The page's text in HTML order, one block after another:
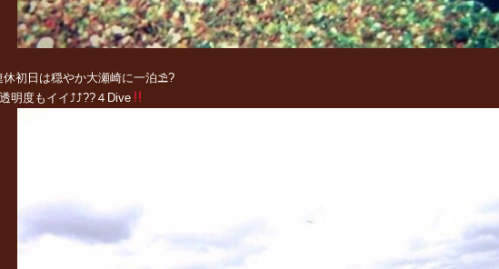
休初日は穏やか大瀬崎に一泊⛱?
明度もイイ⤴︎⤴?︎?４Dive